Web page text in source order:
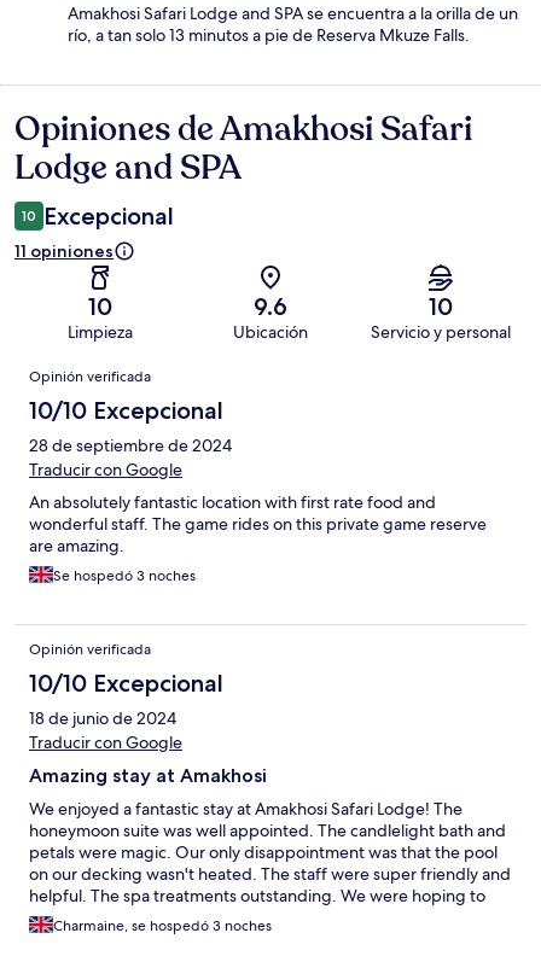
Amakhosi Safari Lodge and SPA se encuentra a la orilla de un
río, a tan solo 13 minutos a pie de Reserva Mkuze Falls.
Opiniones
Opiniones de Amakhosi Safari
Lodge and SPA
10 Excepcional
11 opiniones
10
Limpieza
9.6
Ubicación
10
Servicio y personal
Opiniones
Opinión verificada
10/10 Excepcional
28 de septiembre de 2024
Traducir con Google
An absolutely fantastic location with first rate food and
wonderful staff. The game rides on this private game reserve
are amazing.
Se hospedó 3 noches
Opinión verificada
10/10 Excepcional
18 de junio de 2024
Traducir con Google
Amazing stay at Amakhosi
We enjoyed a fantastic stay at Amakhosi Safari Lodge! The
honeymoon suite was well appointed. The candlelight bath and
petals were magic. Our only disappointment was that the pool
on our decking wasn't heated. The staff were super friendly and
helpful. The spa treatments outstanding. We were hoping to
see Cheetahs and our excellent, very knowledgeable and
humorous guide did not disappoint us! We saw the family of
Charmaine, se hospedó 3 noches